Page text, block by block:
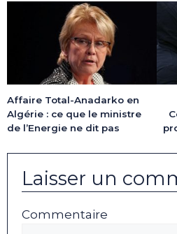
Affaire Total-Anadarko en
Algérie : ce que le ministre
de l’Energie ne dit pas
Laisser un
Commentaire